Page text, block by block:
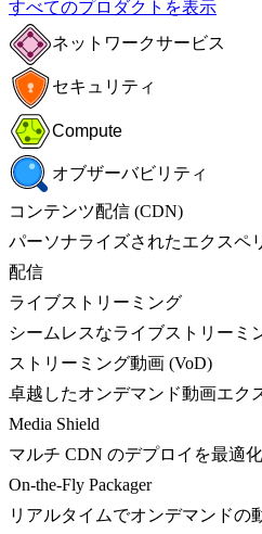
すべてのプロダクトを表示
ネットワークサービス
セキュリティ
Compute
オブザーバビリティ
コンテンツ配信 (CDN)
パーソナライズされたエクスペ
配信
ライブストリーミング
シームレスなライブストリーミ
ストリーミング動画 (VoD)
卓越したオンデマンド動画エク
Media Shield
マルチ CDN のデプロイを最適化
On-the-Fly Packager
リアルタイムでオンデマンドの